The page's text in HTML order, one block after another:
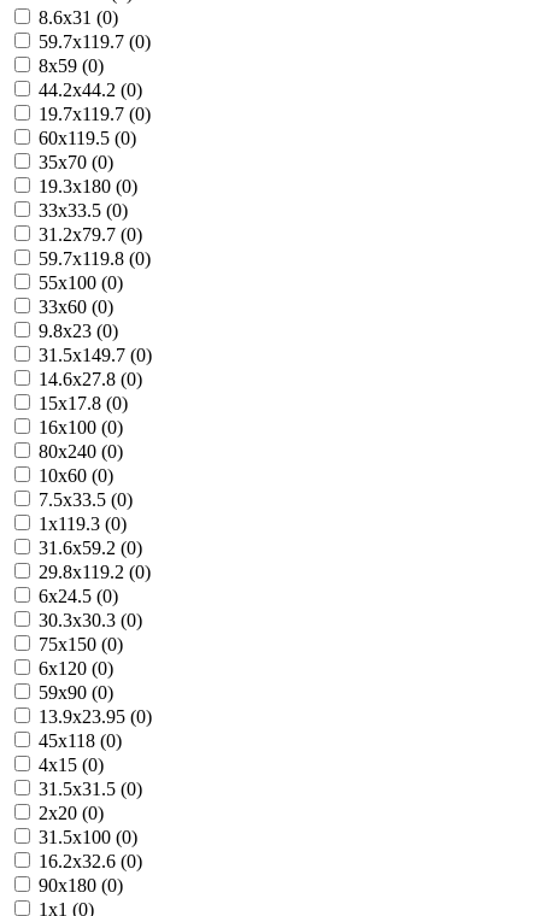
8.6x31 (0)
59.7x119.7 (0)
8x59 (0)
44.2x44.2 (0)
19.7x119.7 (0)
60x119.5 (0)
35x70 (0)
19.3x180 (0)
33x33.5 (0)
31.2x79.7 (0)
59.7x119.8 (0)
55x100 (0)
33x60 (0)
9.8x23 (0)
31.5x149.7 (0)
14.6x27.8 (0)
15x17.8 (0)
16x100 (0)
80x240 (0)
10x60 (0)
7.5x33.5 (0)
1x119.3 (0)
31.6x59.2 (0)
29.8x119.2 (0)
6x24.5 (0)
30.3x30.3 (0)
75x150 (0)
6x120 (0)
59x90 (0)
13.9x23.95 (0)
45x118 (0)
4x15 (0)
31.5x31.5 (0)
2x20 (0)
31.5x100 (0)
16.2x32.6 (0)
90x180 (0)
1x1 (0)